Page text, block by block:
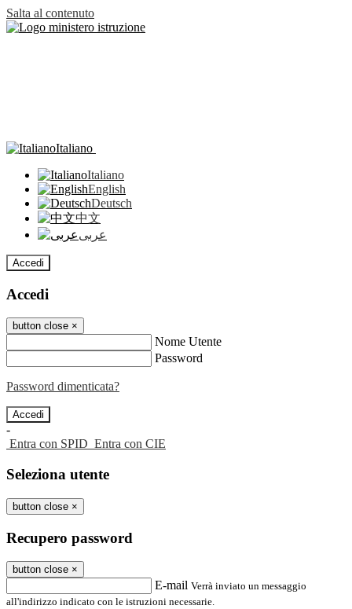
Salta al contenuto
Italiano
Italiano
English
Deutsch
中文
عربى
Accedi
Accedi
button close ×
Nome Utente
Password
Password dimenticata?
-
Entra con SPID Entra con CIE
Seleziona utente
button close ×
Recupero password
button close ×
E-mail Verrà inviato un messaggio
all'indirizzo indicato con le istruzioni necessarie.